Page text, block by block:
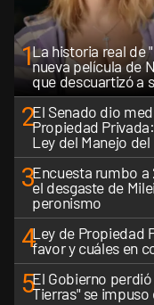
1La historia real de
nueva película de
que descuartizó a
2El Senado dio
Propiedad
Ley del Manejo del
3Encuesta rumbo
el desgaste de
peronismo
4Ley de Propiedad
favor y cuáles en
5El Gobierno
Tierras" se